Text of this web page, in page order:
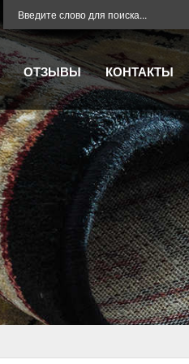
ОТЗЫВЫ КОНТАКТЫ